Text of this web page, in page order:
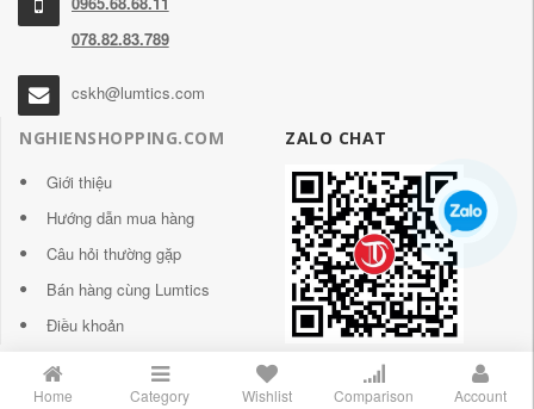
078.82.83.789
cskh@lumtics.com
NGHIENSHOPPING.COM
Giới thiệu
Hướng dẫn mua hàng
Câu hỏi thường gặp
Bán hàng cùng Lumtics
Điều khoản
ZALO CHAT
Home Category Wishlist Comparison Account